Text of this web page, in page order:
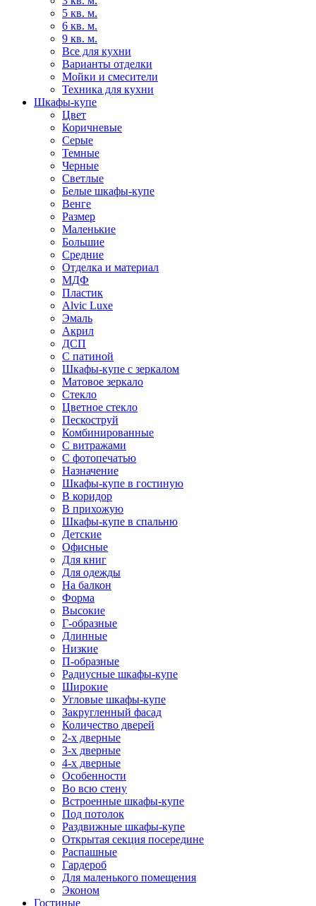
5 кв. м.
6 кв. м.
9 кв. м.
Все для кухни
Варианты отделки
Мойки и смесители
Техника для кухни
Шкафы-купе
Цвет
Коричневые
Серые
Темные
Черные
Светлые
Белые шкафы-купе
Венге
Размер
Маленькие
Большие
Средние
Отделка и материал
МДФ
Пластик
Alvic Luxe
Эмаль
Акрил
ДСП
С патиной
Шкафы-купе с зеркалом
Матовое зеркало
Стекло
Цветное стекло
Пескоструй
Комбинированные
С витражами
С фотопечатью
Назначение
Шкафы-купе в гостиную
В коридор
В прихожую
Шкафы-купе в спальню
Детские
Офисные
Для книг
Для одежды
На балкон
Форма
Высокие
Г-образные
Длинные
Низкие
П-образные
Радиусные шкафы-купе
Широкие
Угловые шкафы-купе
Закругленный фасад
Количество дверей
2-х дверные
3-х дверные
4-х дверные
Особенности
Во всю стену
Встроенные шкафы-купе
Под потолок
Раздвижные шкафы-купе
Открытая секция посередине
Распашные
Гардероб
Для маленького помещения
Эконом
Гостиные